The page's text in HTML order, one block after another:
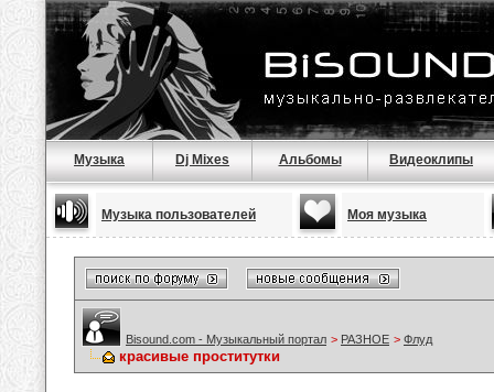
Музыка Dj Mixes Альбомы Видеоклипы
Музыка пользователей Моя музыка
Bisound.com - Музыкальный портал > РАЗНОЕ > Флуд
красивые проститутки